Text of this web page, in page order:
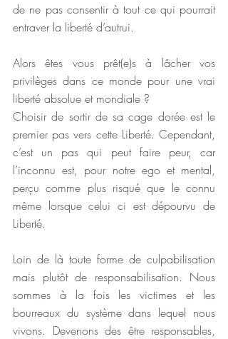
de ne pas consentir à tout ce qui pourrait
entraver la liberté d’autrui.
Alors êtes vous prêt(e)s à lâcher vos
privilèges dans ce monde pour une vrai
liberté absolue et mondiale ?
Choisir de sortir de sa cage dorée est le
premier pas vers cette Liberté. Cependant,
c’est un pas qui peut faire peur, car
l’inconnu est, pour notre ego et mental,
perçu comme plus risqué que le connu
même lorsque celui ci est dépourvu de
Liberté.
Loin de là toute forme de culpabilisation
mais plutôt de responsabilisation. Nous
sommes à la fois les victimes et les
bourreaux du système dans lequel nous
vivons. Devenons des être responsables,